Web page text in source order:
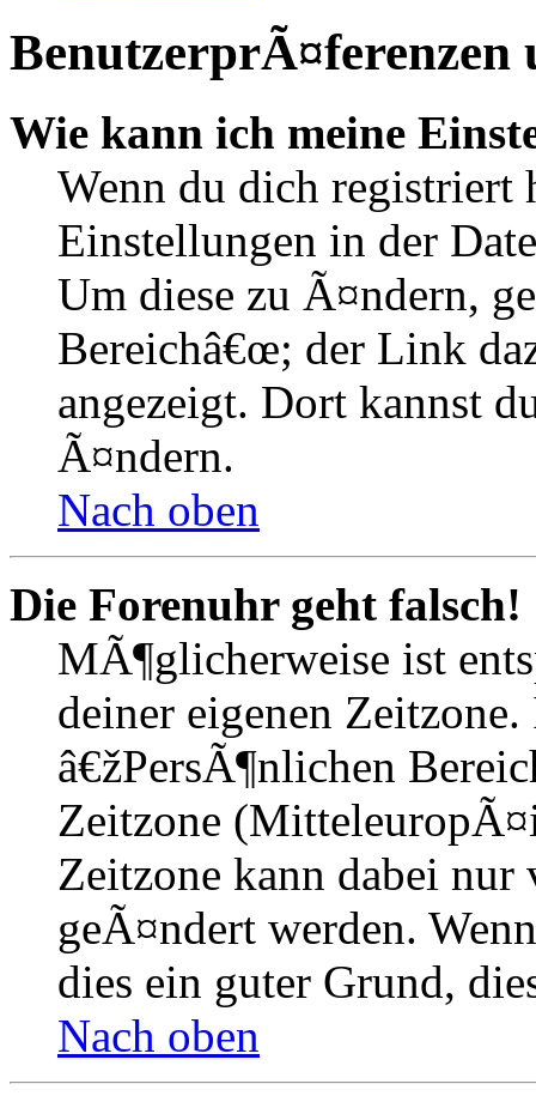
BenutzerprÃ¤ferenzen
Wie kann ich meine
Wenn du dich registriert
Einstellungen in der
Um diese zu Ã¤ndern,
Bereichâ€œ; der Link
angezeigt. Dort kannst
Ã¤ndern.
Nach oben
Die Forenuhr geht falsch!
MÃ¶glicherweise ist
deiner eigenen
â€žPersÃ¶nlichen
Zeitzone
Zeitzone kann dabei
geÃ¤ndert werden.
dies ein guter Grund,
Nach oben